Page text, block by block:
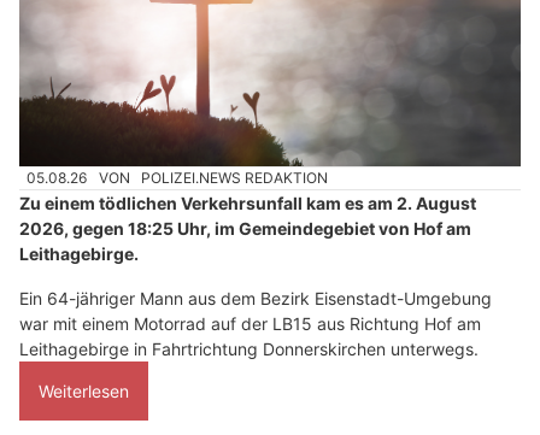
05.08.26 VON POLIZEI.NEWS REDAKTION
Zu einem tödlichen Verkehrsunfall kam es am 2. August
2026, gegen 18:25 Uhr, im Gemeindegebiet von Hof am
Leithagebirge.
Ein 64-jähriger Mann aus dem Bezirk Eisenstadt-Umgebung
war mit einem Motorrad auf der LB15 aus Richtung Hof am
Leithagebirge in Fahrtrichtung Donnerskirchen unterwegs.
Weiterlesen